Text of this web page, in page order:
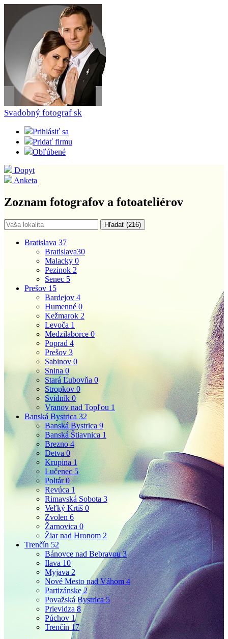
Svadobný fotograf sk
Prihlásiť sa
Pridať firmu
Obľúbené
Dopyt
Anketa
Zoznam fotografov a fotoateliérov
Hľadať (216)
Bratislava 37
Bratislava30
Malacky 0
Pezinok 2
Senec 5
Prešov 15
Bardejov 4
Humenné 0
Kežmarok 2
Levoča 1
Medzilaborce 0
Poprad 4
Prešov 3
Sabinov 0
Snina 0
Stará Ľubovňa 0
Stropkov 0
Svidník 0
Vranov nad Topľou 1
Banská Bystrica 32
Banská Bystrica 9
Banská Štiavnica 1
Brezno4
Detva 0
Krupina 1
Lučenec5
Poltár0
Revúca1
Rimavská Sobota 3
Veľký Krtíš 0
Zvolen 6
Žarnovica 0
Žiar nad Hronom 2
Trenčín 52
Bánovce nad Bebravou3
Ilava 10
Myjava 2
Nové Mesto nad Váhom4
Partizánske2
Považská Bystrica5
Prievidza 8
Púchov 1
Trenčín 17